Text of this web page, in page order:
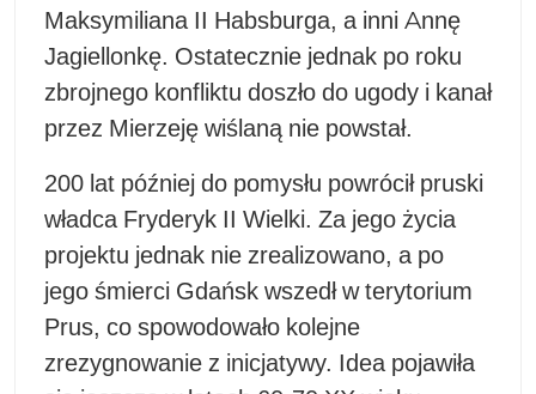
Maksymiliana II Habsburga, a inni Annę
Jagiellonkę. Ostatecznie jednak po roku
zbrojnego konfliktu doszło do ugody i kanał
przez Mierzeję wiślaną nie powstał.
200 lat później do pomysłu powrócił pruski
władca Fryderyk II Wielki. Za jego życia
projektu jednak nie zrealizowano, a po
jego śmierci Gdańsk wszedł w terytorium
Prus, co spowodowało kolejne
zrezygnowanie z inicjatywy. Idea pojawiła